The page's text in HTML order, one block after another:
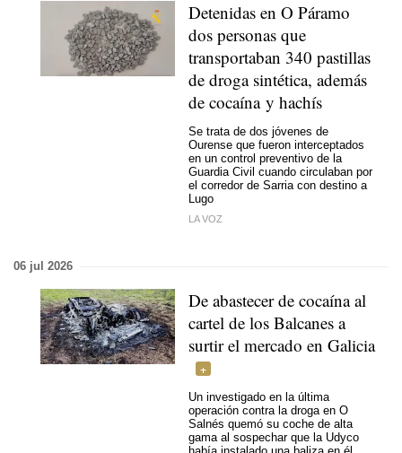
Detenidas en O Páramo
dos personas que
transportaban 340 pastillas
de droga sintética, además
de cocaína y hachís
Se trata de dos jóvenes de
Ourense que fueron interceptados
en un control preventivo de la
Guardia Civil cuando circulaban por
el corredor de Sarria con destino a
Lugo
LA VOZ
06 jul 2026
De abastecer de cocaína al
cartel de los Balcanes a
surtir el mercado en Galicia
Un investigado en la última
operación contra la droga en O
Salnés quemó su coche de alta
gama al sospechar que la Udyco
había instalado una baliza en él